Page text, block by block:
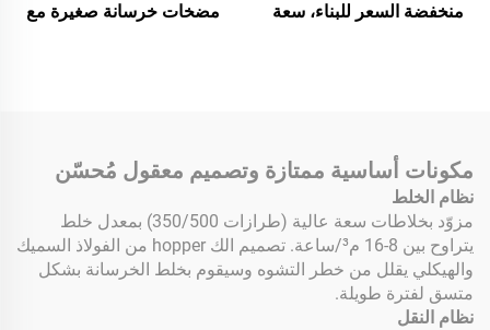
منخفضة السعر للبناء، سعة
مضخات خرسانة صغيرة مع
مكونات أساسية ممتازة وتصميم معقول مُحسّن
نظام الخلط
مزوّد بخلاطات سعة عالية (طرازات 350/500) بمعدل خلط
يتراوح بين 8-16 م³/ساعة. تصميم الك hopper من الفولاذ السميك
والهيكلي يقلل من خطر التشوه وسيقوم بخلط الخرسانة بشكل
متسق لفترة طويلة.
نظام النقل